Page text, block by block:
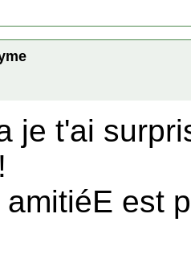
je t'ai
est